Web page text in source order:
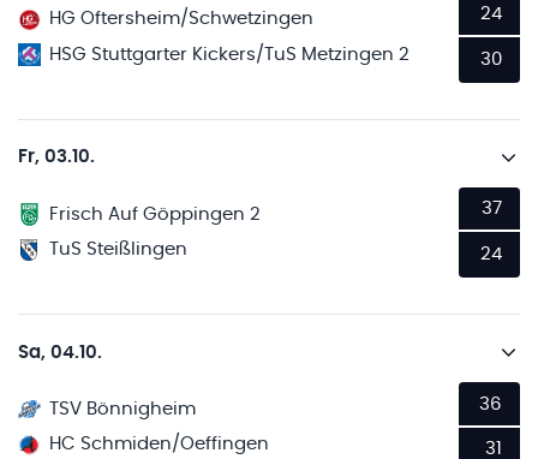
HG Oftersheim/Schwetzingen
HSG Stuttgarter Kickers/TuS Metzingen 2
24
30
Fr, 03.10.
Frisch Auf Göppingen 2
TuS Steißlingen
37
24
Sa, 04.10.
TSV Bönnigheim
HC Schmiden/Oeffingen
36
31